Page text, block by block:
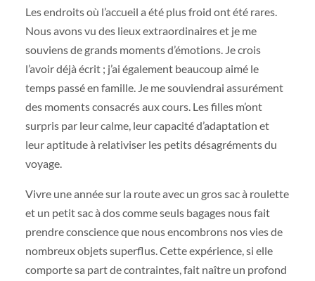
Les endroits où l’accueil a été plus froid ont été rares.
Nous avons vu des lieux extraordinaires et je me
souviens de grands moments d’émotions. Je crois
l’avoir déjà écrit ; j’ai également beaucoup aimé le
temps passé en famille. Je me souviendrai assurément
des moments consacrés aux cours. Les filles m’ont
surpris par leur calme, leur capacité d’adaptation et
leur aptitude à relativiser les petits désagréments du
voyage.
Vivre une année sur la route avec un gros sac à roulette
et un petit sac à dos comme seuls bagages nous fait
prendre conscience que nous encombrons nos vies de
nombreux objets superflus. Cette expérience, si elle
comporte sa part de contraintes, fait naître un profond